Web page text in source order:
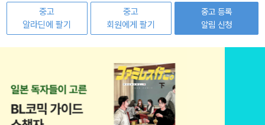
중고
알라딘에 팔기
중고
회원에게 팔기
중고 등록
알림 신청